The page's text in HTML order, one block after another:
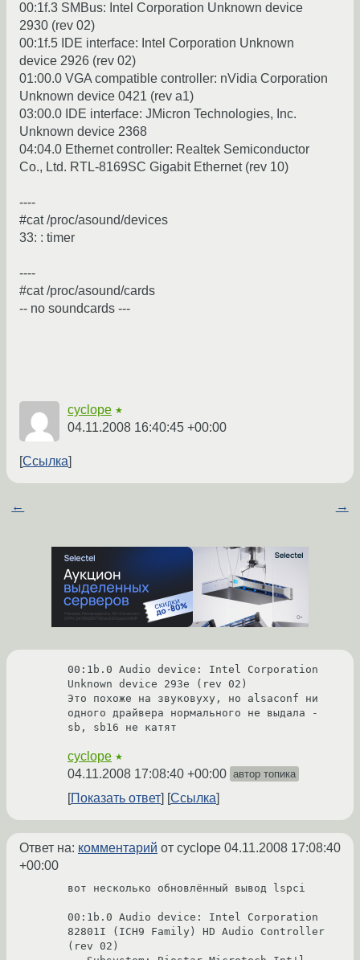
00:1f.3 SMBus: Intel Corporation Unknown device
2930 (rev 02)
00:1f.5 IDE interface: Intel Corporation Unknown
device 2926 (rev 02)
01:00.0 VGA compatible controller: nVidia Corporation
Unknown device 0421 (rev a1)
03:00.0 IDE interface: JMicron Technologies, Inc.
Unknown device 2368
04:04.0 Ethernet controller: Realtek Semiconductor
Co., Ltd. RTL-8169SC Gigabit Ethernet (rev 10)
----
#cat /proc/asound/devices
33: : timer
----
#cat /proc/asound/cards
-- no soundcards ---
cyclope ★
04.11.2008 16:40:45 +00:00
Ссылка
← →
00:1b.0 Audio device: Intel Corporation
Unknown device 293e (rev 02)
Это похоже на звуковуху, но alsaconf ни
одного драйвера нормального не выдала -
sb, sb16 не катят
cyclope ★
04.11.2008 17:08:40 +00:00 автор топика
Показать ответ Ссылка
Ответ на: комментарий от cyclope 04.11.2008 17:08:40
+00:00
вот несколько обновлённый вывод lspci
00:1b.0 Audio device: Intel Corporation
82801I (ICH9 Family) HD Audio Controller
(rev 02)